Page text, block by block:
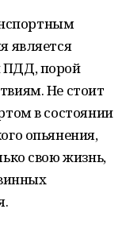
является
ПДД, порой
Не стоит
в состоянии
опьянения,
свою жизнь,